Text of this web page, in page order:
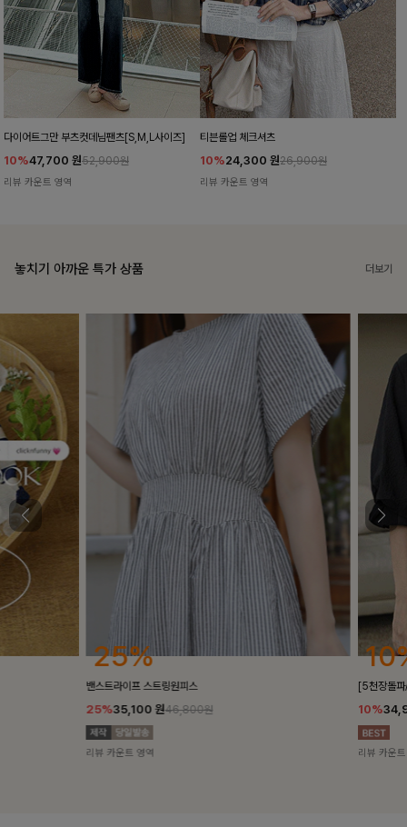
다이어트그만 부츠컷데님팬츠[S,M,L사이즈]
10%47,700 원52,900원
리뷰 카운트 영역
티븐롤업 체크셔츠
10%24,300 원26,900원
리뷰 카운트 영역
놓치기 아까운 특가 상품 더보기
25%
밴스트라이프 스트링원피스
25%35,100원46,800원
리뷰 카운트 영역
10%
[5천장돌파/
10%
리뷰 카운트 영